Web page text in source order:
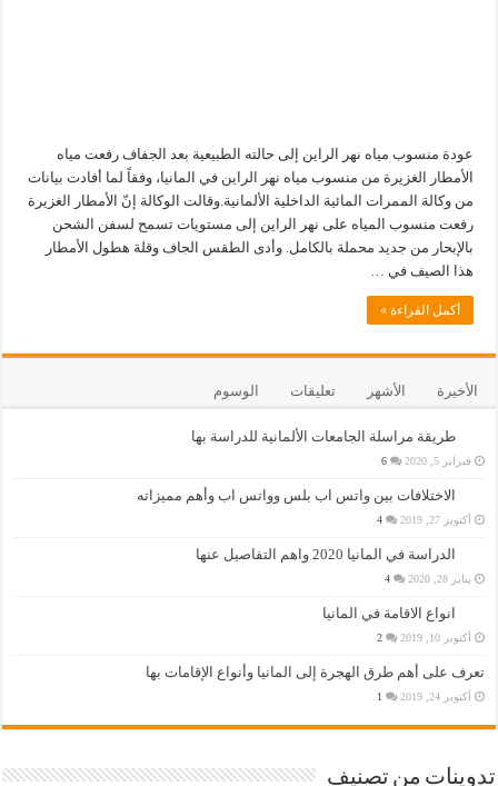
عودة منسوب مياه نهر الراين إلى حالته الطبيعية بعد الجفاف رفعت مياه
الأمطار الغزيرة من منسوب مياه نهر الراين في المانيا، وفقاً لما أفادت بيانات
من وكالة الممرات المائية الداخلية الألمانية.وقالت الوكالة إنّ الأمطار الغزيرة
رفعت منسوب المياه على نهر الراين إلى مستويات تسمح لسفن الشحن
بالإبحار من جديد محملة بالكامل. وأدى الطقس الجاف وقلة هطول الأمطار
هذا الصيف في …
أكمل القراءة »
الأخيرة الأشهر تعليقات الوسوم
طريقة مراسلة الجامعات الألمانية للدراسة بها
فبراير 5, 2020 6
الاختلافات بين واتس اب بلس وواتس اب وأهم مميزاته
أكتوبر 27, 2019 4
الدراسة في المانيا 2020 واهم التفاصيل عنها
يناير 28, 2020 4
انواع الاقامة في المانيا
أكتوبر 10, 2019 2
تعرف على أهم طرق الهجرة إلى المانيا وأنواع الإقامات بها
أكتوبر 24, 2019 1
تدوينات من تصنيف